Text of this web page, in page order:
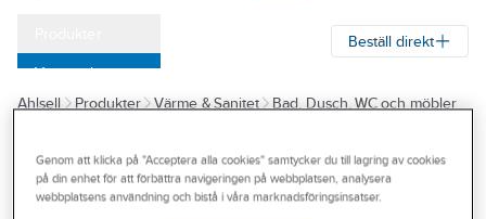
Varumärken
Kampanjer
Branscher
Beställ direkt
Ahlsell Produkter Värme & Sanitet
Bad, Dusch, WC och möbler
Diverse verktyg för sanitetsarmatur
Genom att klicka på "Acceptera alla cookies" samtycker du till lagring av cookies
på din enhet för att förbättra navigeringen på webbplatsen, analysera
webbplatsens användning och bistå i våra marknadsföringsinsatser.